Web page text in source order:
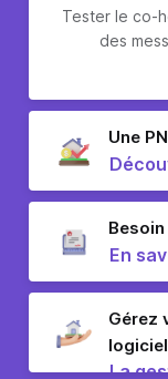
Tester le co-
des
Une
En
Gérez
logiciel
La